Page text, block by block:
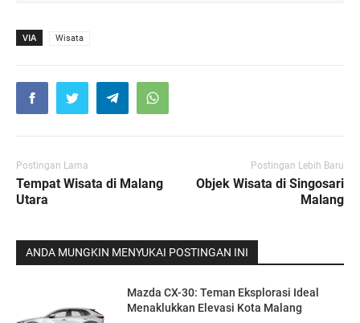
VIA Wisata
Postingan Lama
Tempat Wisata di Malang
Utara
Postingan Lebih Baru
Objek Wisata di Singosari
Malang
ANDA MUNGKIN MENYUKAI POSTINGAN INI
Mazda CX-30: Teman Eksplorasi Ideal
Menaklukkan Elevasi Kota Malang